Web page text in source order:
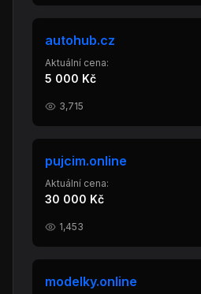
autohub.cz
Aktuální cena:
5 000 Kč
3,715
pujcim.online
Aktuální cena:
30 000 Kč
1,453
modelky.online